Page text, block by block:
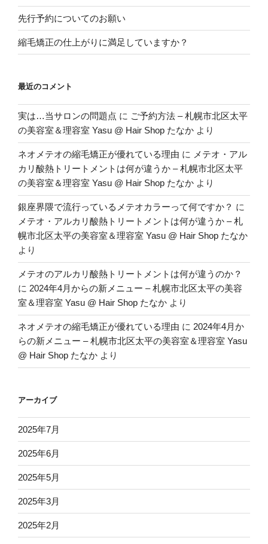
先行予約についてのお願い
縮毛矯正の仕上がりに満足していますか？
最近のコメント
実は…当サロンの問題点 に ご予約方法 – 札幌市北区太平
の美容室＆理容室 Yasu @ Hair Shop たなか より
ネオメテオの縮毛矯正が優れている理由 に メテオ・アル
カリ酸熱トリートメントは何が違うか – 札幌市北区太平
の美容室＆理容室 Yasu @ Hair Shop たなか より
銀座界隈で流行っているメテオカラーって何ですか？ に
メテオ・アルカリ酸熱トリートメントは何が違うか – 札
幌市北区太平の美容室＆理容室 Yasu @ Hair Shop たなか
より
メテオのアルカリ酸熱トリートメントは何が違うのか？
に 2024年4月からの新メニュー – 札幌市北区太平の美容
室＆理容室 Yasu @ Hair Shop たなか より
ネオメテオの縮毛矯正が優れている理由 に 2024年4月か
らの新メニュー – 札幌市北区太平の美容室＆理容室 Yasu
@ Hair Shop たなか より
アーカイブ
2025年7月
2025年6月
2025年5月
2025年3月
2025年2月